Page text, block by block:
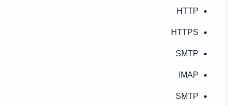
HTTP
HTTPS
SMTP
IMAP
SMTP